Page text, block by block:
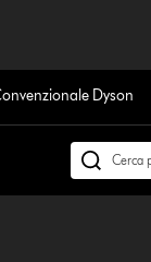
Dyson
Cerca